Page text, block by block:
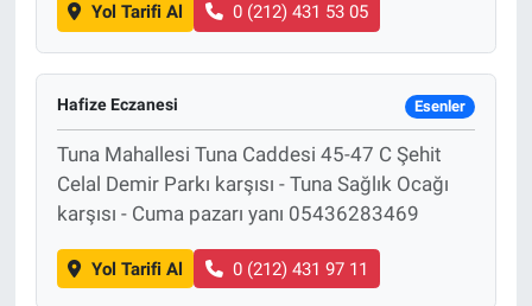
Yol Tarifi Al 0 (212) 431 53 05
Hafize Eczanesi Esenler
Tuna Mahallesi Tuna Caddesi 45-47 C Şehit
Celal Demir Parkı karşısı - Tuna Sağlık Ocağı
karşısı - Cuma pazarı yanı 05436283469
Yol Tarifi Al 0 (212) 431 97 11